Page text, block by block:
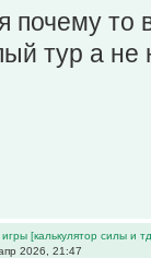
почему то
тур а не
[калькулятор силы и
2026, 21:47